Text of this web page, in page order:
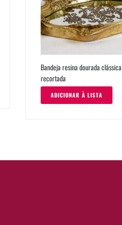
Bandeja resina dourada clássica
recortada
ADICIONAR À LISTA